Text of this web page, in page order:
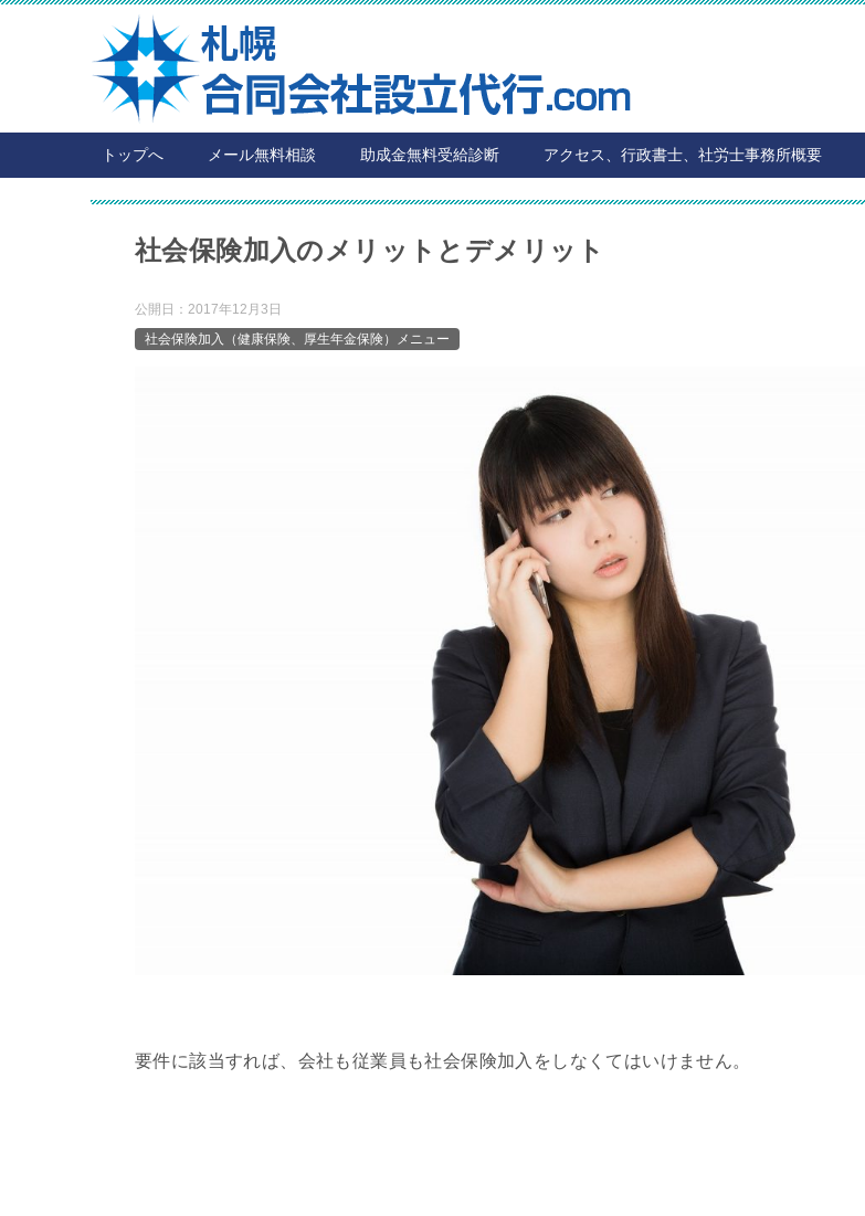
トップへ メール無料相談 助成金無料受給診断 アクセス、行政書士、社労士事務所概要
社会保険加入のメリットとデメリット
公開日： 2017年12月3日
社会保険加入（健康保険、厚生年金保険）メニュー
要件に該当すれば、会社も従業員も社会保険加入をしなくてはいけません。